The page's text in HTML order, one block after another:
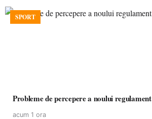
SPORT
Probleme de percepere a noului regulament
acum 1 ora